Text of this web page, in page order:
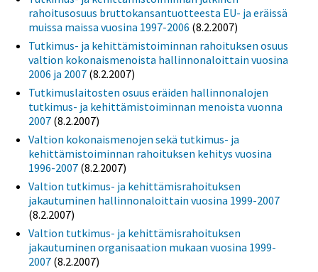
rahoitusosuus bruttokansantuotteesta EU- ja eräissä
muissa maissa vuosina 1997-2006 (8.2.2007)
Tutkimus- ja kehittämistoiminnan rahoituksen osuus
valtion kokonaismenoista hallinnonaloittain vuosina
2006 ja 2007 (8.2.2007)
Tutkimuslaitosten osuus eräiden hallinnonalojen
tutkimus- ja kehittämistoiminnan menoista vuonna
2007 (8.2.2007)
Valtion kokonaismenojen sekä tutkimus- ja
kehittämistoiminnan rahoituksen kehitys vuosina
1996-2007 (8.2.2007)
Valtion tutkimus- ja kehittämisrahoituksen
jakautuminen hallinnonaloittain vuosina 1999-2007
(8.2.2007)
Valtion tutkimus- ja kehittämisrahoituksen
jakautuminen organisaation mukaan vuosina 1999-
2007 (8.2.2007)